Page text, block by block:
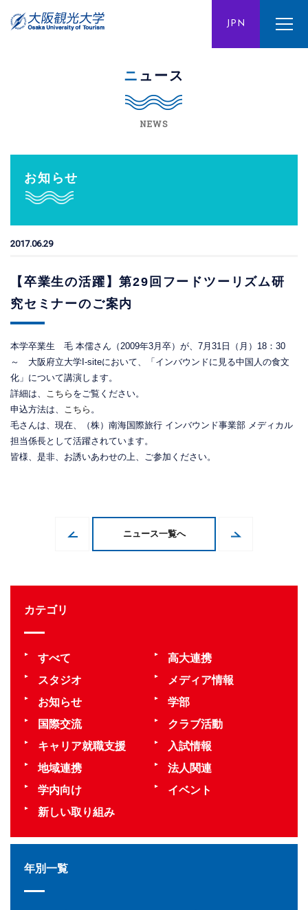
JPN
ENG CHN
ニュース
NEWS
お知らせ
2017.06.29
【卒業生の活躍】第29回フードツーリズム研
究セミナーのご案内
本学卒業生 毛 本儒さん（2009年3月卒）が、7月31日（月）18：30
～ 大阪府立大学I-siteにおいて、「インバウンドに見る中国人の食文
化」について講演します。
詳細は、 こちら をご覧ください。
申込方法は、 こちら 。
毛さんは、現在、（株）南海国際旅行 インバウンド事業部 メディカル
担当係長として活躍されています。
皆様、是非、お誘いあわせの上、ご参加ください。
ニュース一覧へ
カテゴリ
すべて
高大連携
スタジオ
メディア情報
お知らせ
学部
国際交流
クラブ活動
キャリア就職支援
入試情報
地域連携
法人関連
学内向け
イベント
新しい取り組み
年別一覧